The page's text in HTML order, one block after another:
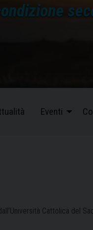
Eventi
Cattolica del